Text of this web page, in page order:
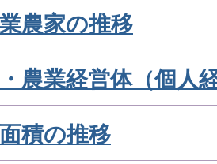
農家の推移
農業経営体（個人
積の推移